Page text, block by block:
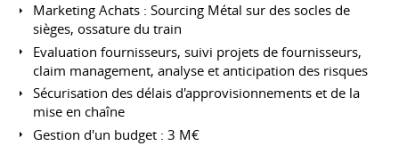
Marketing Achats : Sourcing Métal sur des socles de
sièges, ossature du train
Evaluation fournisseurs, suivi projets de fournisseurs,
claim management, analyse et anticipation des risques
Sécurisation des délais d'approvisionnements et de la
mise en chaîne
Gestion d'un budget : 3 M€